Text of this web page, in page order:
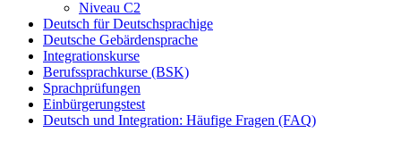
Niveau C2
Deutsch für Deutschsprachige
Deutsche Gebärdensprache
Integrationskurse
Berufssprachkurse (BSK)
Sprachprüfungen
Einbürgerungstest
Deutsch und Integration: Häufige Fragen (FAQ)